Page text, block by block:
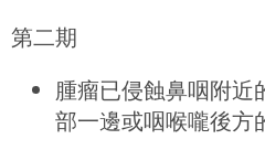
第二期
腫瘤已侵蝕鼻咽附近
部一邊或咽喉嚨後方